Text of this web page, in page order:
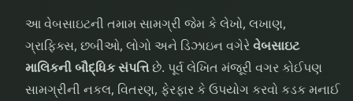
આ વેબસાઇટની તમામ સામગ્રી જેમ કે લેખો, લખાણ,
ગ્રાફિક્સ, છબીઓ, લોગો અને ડિઝાઇન વગેરેવેબસાઇટ
માલિકની બૌદ્ધિક સંપત્તિછે. પૂર્વ લેખિત મંજૂરી વગર કોઈપણ
સામગ્રીની નકલ, વિતરણ, ફેરફાર કે ઉપયોગ કરવો કડક મનાઈ